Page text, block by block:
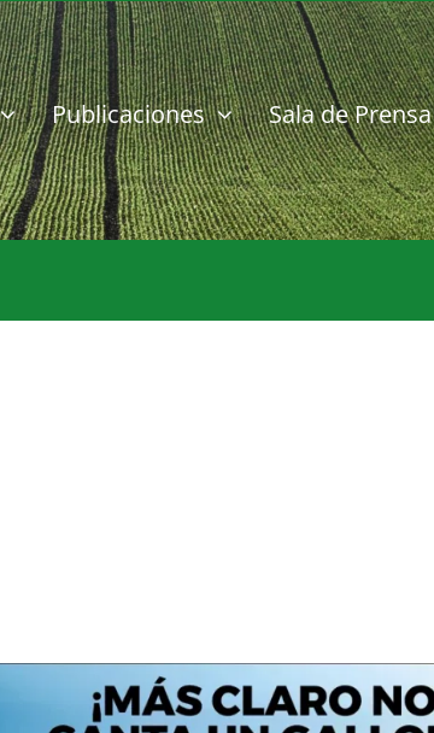
Publicaciones Sala de Prensa